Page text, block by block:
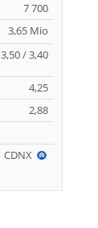
7 700
3,65 Mio
3,50 / 3,40
4,25
2,88
CDNX